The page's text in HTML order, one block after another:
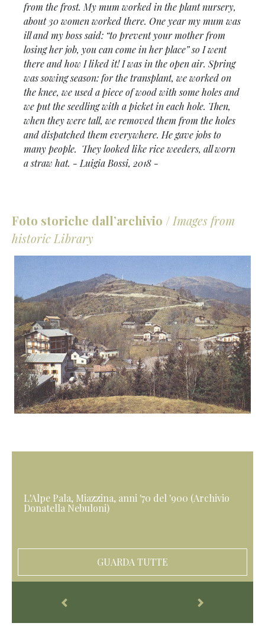
from the frost. My mum worked in the plant nursery,
about 30 women worked there. One year my mum was
ill and my boss said: “to prevent your mother from
losing her job, you can come in her place” so I went
there and how I liked it! I was in the open air. Spring
was sowing season: for the transplant, we worked on
the knee, we used a piece of wood with some holes and
we put the seedling with a picket in each hole. Then,
when they were tall, we removed them from the holes
and dispatched them everywhere. He gave jobs to
many people. They looked like rice weeders, all worn
a straw hat. - Luigia Bossi, 2018 -
Foto storiche dall’archivio / Images from
historic Library
L'Alpe Pala, Miazzina, anni '70 del '900 (Archivio
Donatella Nebuloni)
GUARDA TUTTE